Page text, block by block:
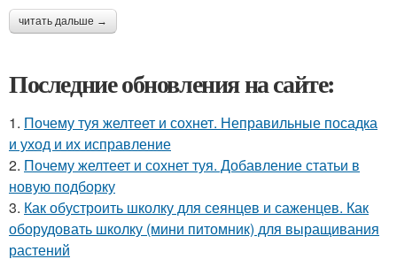
читать дальше →
Последние обновления на сайте:
1. Почему туя желтеет и сохнет. Неправильные посадка
и уход и их исправление
2. Почему желтеет и сохнет туя. Добавление статьи в
новую подборку
3. Как обустроить школку для сеянцев и саженцев. Как
оборудовать школку (мини питомник) для выращивания
растений